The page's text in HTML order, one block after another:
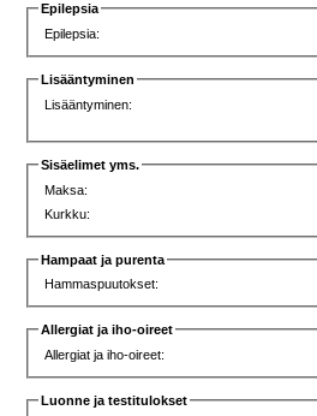
Epilepsia
Epilepsia:
Lisääntyminen
Lisääntyminen:
Sisäelimet yms.
Maksa:
Kurkku:
Hampaat ja purenta
Hammaspuutokset:
Allergiat ja iho-oireet
Allergiat ja iho-oireet:
Luonne ja testitulokset